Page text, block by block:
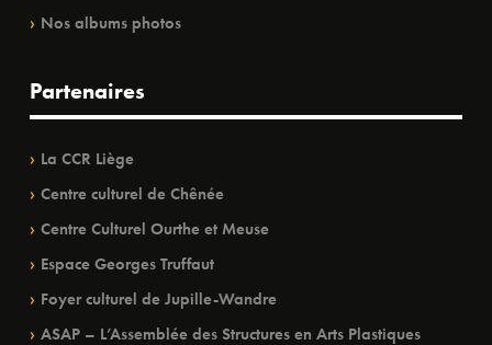
Nos albums photos
Partenaires
La CCR Liège
Centre culturel de Chênée
Centre Culturel Ourthe et Meuse
Espace Georges Truffaut
Foyer culturel de Jupille-Wandre
ASAP – L’Assemblée des Structures en Arts Plastiques